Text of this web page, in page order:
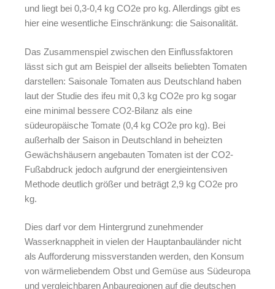
und liegt bei 0,3-0,4 kg CO2e pro kg. Allerdings gibt es
hier eine wesentliche Einschränkung: die Saisonalität.
Das Zusammenspiel zwischen den Einflussfaktoren
lässt sich gut am Beispiel der allseits beliebten Tomaten
darstellen: Saisonale Tomaten aus Deutschland haben
laut der Studie des ifeu mit 0,3 kg CO2e pro kg sogar
eine minimal bessere CO2-Bilanz als eine
südeuropäische Tomate (0,4 kg CO2e pro kg). Bei
außerhalb der Saison in Deutschland in beheizten
Gewächshäusern angebauten Tomaten ist der CO2-
Fußabdruck jedoch aufgrund der energieintensiven
Methode deutlich größer und beträgt 2,9 kg CO2e pro
kg.
Dies darf vor dem Hintergrund zunehmender
Wasserknappheit in vielen der Hauptanbauländer nicht
als Aufforderung missverstanden werden, den Konsum
von wärmeliebendem Obst und Gemüse aus Südeuropa
und vergleichbaren Anbauregionen auf die deutschen